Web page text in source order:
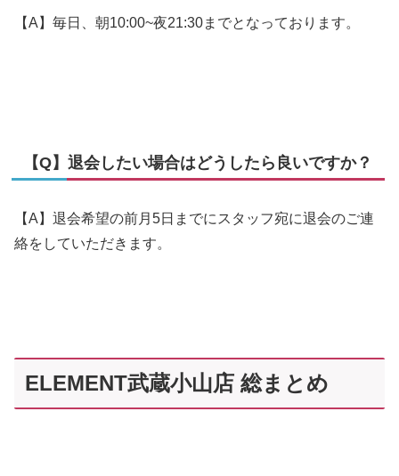
【A】毎日、朝10:00~夜21:30までとなっております。
【Q】退会したい場合はどうしたら良いですか？
【A】退会希望の前月5日までにスタッフ宛に退会のご連
絡をしていただきます。
ELEMENT武蔵小山店 総まとめ